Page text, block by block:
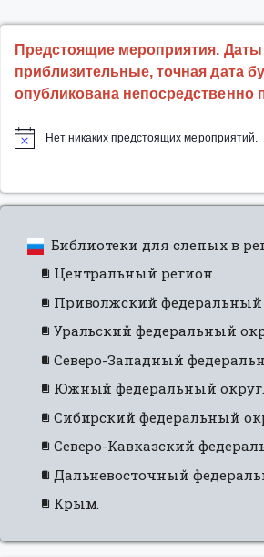
Предстоящие мероприятия.
приблизительные, точная дата
опубликована непосредственно
Нет никаких предстоящих мероприятий.
Библиотеки для слепых в
Центральный регион.
Приволжский федеральный
Уральский федеральный
Северо-Западный
Южный федеральный округ.
Сибирский федеральный
Северо-Кавказский
Дальневосточный
Крым.